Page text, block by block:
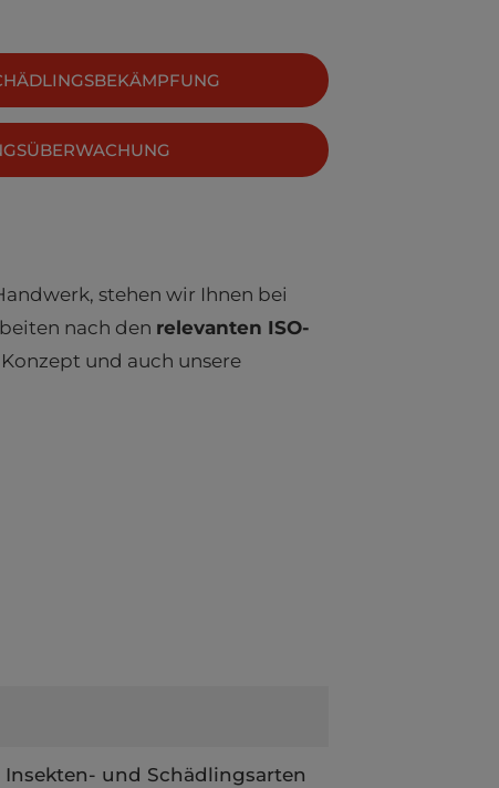
stehen wir Ihnen bei
nach den relevanten ISO-
und auch unsere
und Schädlingsarten